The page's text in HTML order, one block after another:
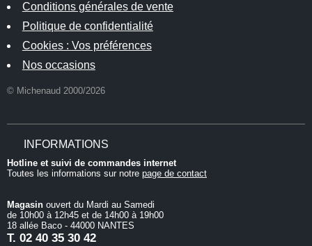
Conditions générales de vente
Politique de confidentialité
Cookies : Vos préférences
Nos occasions
© Michenaud 2000/2026
INFORMATIONS
Hotline et suivi de commandes internet
Toutes les informations sur notre page de contact
Magasin ouvert du Mardi au Samedi
de 10h00 à 12h45 et de 14h00 à 19h00
18 allée Baco - 44000 NANTES
T. 02 40 35 30 42